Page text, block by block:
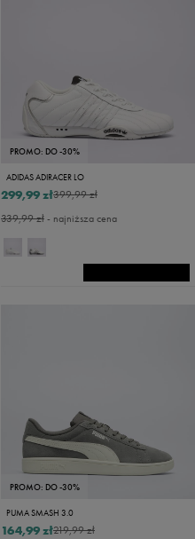
PROMO: DO -30%
ADIDAS ADIRACER LO
399,99 zł
299,99 zł
339,99 zł- najniższa cena
PROMO: DO -30%
PUMA SMASH 3.0
219,99 zł
164,99 zł